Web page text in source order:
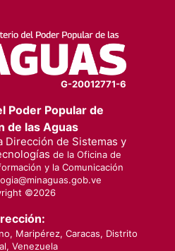
G-20012771-6
Poder Popular de
de las Aguas
Dirección de Sistemas y
de la Oficina de
y la Comunicación
©2026
Maripérez, Caracas, Distrito
Venezuela